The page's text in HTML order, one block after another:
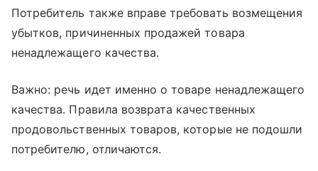
Потребитель также вправе требовать возмещения
убытков, причиненных продажей товара
ненадлежащего качества.
Важно: речь идет именно о товаре ненадлежащего
качества. Правила возврата качественных
продовольственных товаров, которые не подошли
потребителю, отличаются.